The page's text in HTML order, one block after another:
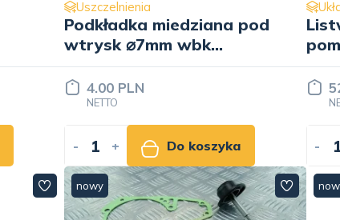
Uszczelnienia
Podkładka miedziana pod
wtrysk ⌀7mm wbk
7381047
4.00 PLN
NETTO
- + Do koszyka -
nowy